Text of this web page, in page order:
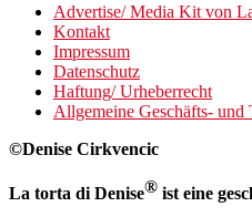
Advertise/ Media Kit von
Kontakt
Impressum
Datenschutz
Haftung/ Urheberrecht
Allgemeine Geschäfts- und
©Denise Cirkvencic
La torta di Denise® ist eine